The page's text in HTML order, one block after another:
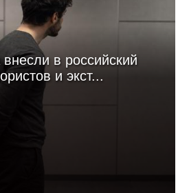
в российский
и экст...